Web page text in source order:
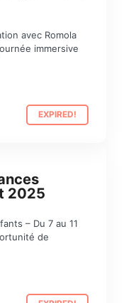
avec Romola
immersive
EXPIRED!
2025
– Du 7 au 11
de